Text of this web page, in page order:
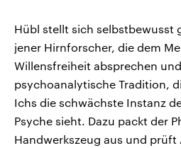
Hübl stellt sich selbstbewusst
jener Hirnforscher, die dem
Willensfreiheit absprechen
psychoanalytische Tradition,
Ichs die schwächste Instanz
Psyche sieht. Dazu packt der
Handwerkszeug aus und prüft